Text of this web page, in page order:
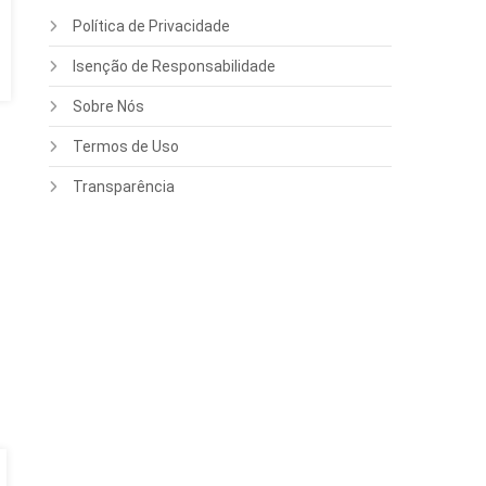
Política de Privacidade
Isenção de Responsabilidade
Sobre Nós
Termos de Uso
Transparência